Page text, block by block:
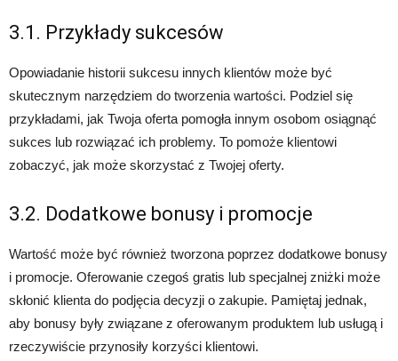
3.1. Przykłady sukcesów
Opowiadanie historii sukcesu innych klientów może być
skutecznym narzędziem do tworzenia wartości. Podziel się
przykładami, jak Twoja oferta pomogła innym osobom osiągnąć
sukces lub rozwiązać ich problemy. To pomoże klientowi
zobaczyć, jak może skorzystać z Twojej oferty.
3.2. Dodatkowe bonusy i promocje
Wartość może być również tworzona poprzez dodatkowe bonusy
i promocje. Oferowanie czegoś gratis lub specjalnej zniżki może
skłonić klienta do podjęcia decyzji o zakupie. Pamiętaj jednak,
aby bonusy były związane z oferowanym produktem lub usługą i
rzeczywiście przynosiły korzyści klientowi.